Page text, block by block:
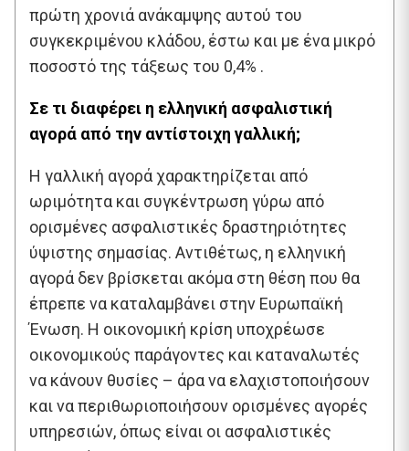
πρώτη χρονιά ανάκαμψης αυτού του
συγκεκριμένου κλάδου, έστω και με ένα μικρό
ποσοστό της τάξεως του 0,4% .
Σε τι διαφέρει η ελληνική ασφαλιστική
αγορά από την αντίστοιχη γαλλική;
Η γαλλική αγορά χαρακτηρίζεται από
ωριμότητα και συγκέντρωση γύρω από
ορισμένες ασφαλιστικές δραστηριότητες
ύψιστης σημασίας. Αντιθέτως, η ελληνική
αγορά δεν βρίσκεται ακόμα στη θέση που θα
έπρεπε να καταλαμβάνει στην Ευρωπαϊκή
Ένωση. Η οικονομική κρίση υποχρέωσε
οικονομικούς παράγοντες και καταναλωτές
να κάνουν θυσίες – άρα να ελαχιστοποιήσουν
και να περιθωριοποιήσουν ορισμένες αγορές
υπηρεσιών, όπως είναι οι ασφαλιστικές